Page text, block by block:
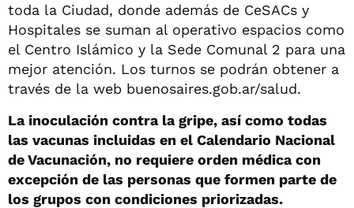
toda la Ciudad, donde además de CeSACs y
Hospitales se suman al operativo espacios como
el Centro Islámico y la Sede Comunal 2 para una
mejor atención. Los turnos se podrán obtener a
través de la web buenosaires.gob.ar/salud.
La inoculación contra la gripe, así como todas
las vacunas incluidas en el Calendario Nacional
de Vacunación, no requiere orden médica con
excepción de las personas que formen parte de
los grupos con condiciones priorizadas.